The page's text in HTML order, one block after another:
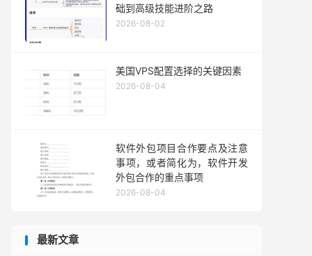
础到高级技能进阶之路
2026-08-02
美国VPS配置选择的关键因素
2026-08-04
软件外包项目合作要点及注意
事项，或者简化为，软件开发
外包合作的重点事项
2026-08-04
最新文章